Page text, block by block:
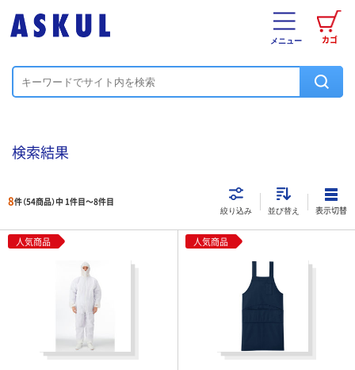
カゴ
メニュー
検索結果
8件（54商品）中 1件目～8件目
絞り込み 並び替え 表示切替
人気商品 人気商品